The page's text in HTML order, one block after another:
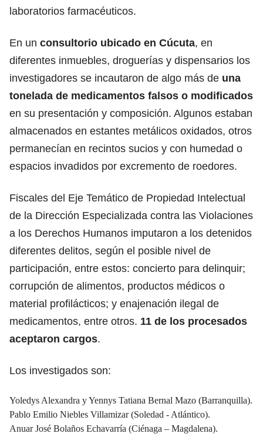
laboratorios farmacéuticos.
En un consultorio ubicado en Cúcuta, en
diferentes inmuebles, droguerías y dispensarios los
investigadores se incautaron de algo más de una
tonelada de medicamentos falsos o modificados
en su presentación y composición. Algunos estaban
almacenados en estantes metálicos oxidados, otros
permanecían en recintos sucios y con humedad o
espacios invadidos por excremento de roedores.
Fiscales del Eje Temático de Propiedad Intelectual
de la Dirección Especializada contra las Violaciones
a los Derechos Humanos imputaron a los detenidos
diferentes delitos, según el posible nivel de
participación, entre estos: concierto para delinquir;
corrupción de alimentos, productos médicos o
material profilácticos; y enajenación ilegal de
medicamentos, entre otros. 11 de los procesados
aceptaron cargos.
Los investigados son:
Yoledys Alexandra y Yennys Tatiana Bernal Mazo (Barranquilla).
Pablo Emilio Niebles Villamizar (Soledad - Atlántico).
Anuar José Bolaños Echavarría (Ciénaga – Magdalena).